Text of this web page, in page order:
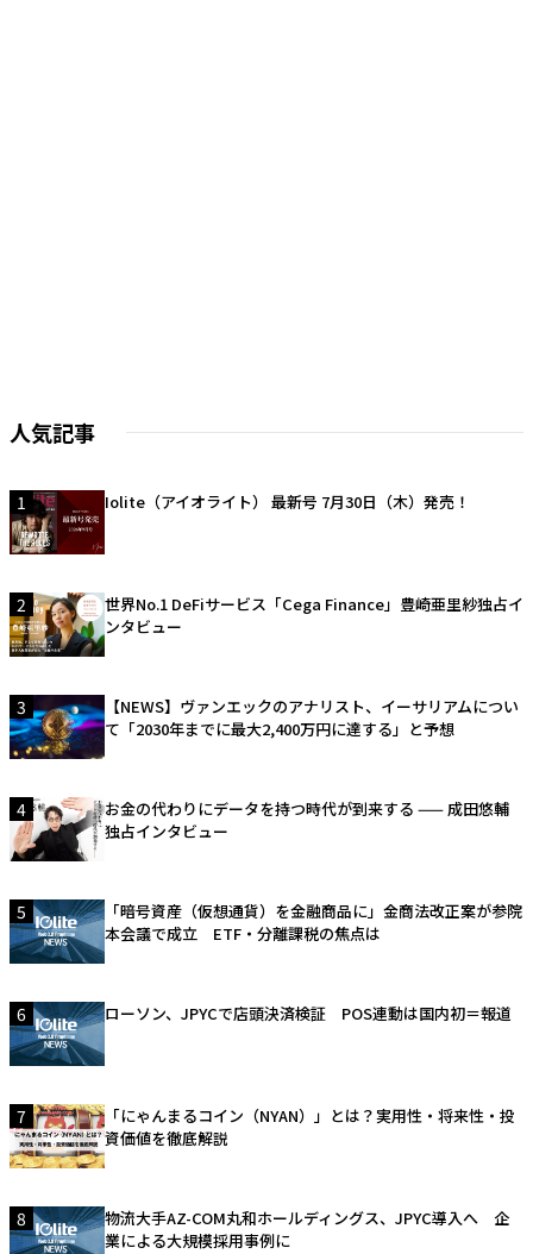
人気記事
1 Iolite（アイオライト） 最新号 7月30日（木）発売！
2
世界No.1 DeFiサービス「Cega Finance」豊崎亜里紗独占イ
ンタビュー
3
【NEWS】ヴァンエックのアナリスト、イーサリアムについ
て「2030年までに最大2,400万円に達する」と予想
4
お金の代わりにデータを持つ時代が到来する —— 成田悠輔
独占インタビュー
5
「暗号資産（仮想通貨）を金融商品に」金商法改正案が参院
本会議で成立 ETF・分離課税の焦点は
6 ローソン、JPYCで店頭決済検証 POS連動は国内初＝報道
7
「にゃんまるコイン（NYAN）」とは？実用性・将来性・投
資価値を徹底解説
8
物流大手AZ-COM丸和ホールディングス、JPYC導入へ 企
業による大規模採用事例に